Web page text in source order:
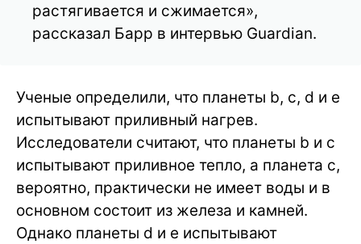
растягивается и сжимается»,
рассказал Барр в интервью Guardian.
Ученые определили, что планеты b, с, d и e
испытывают приливный нагрев.
Исследователи считают, что планеты b и c
испытывают приливное тепло, а планета c,
вероятно, практически не имеет воды и в
основном состоит из железа и камней.
Однако планеты d и e испытывают